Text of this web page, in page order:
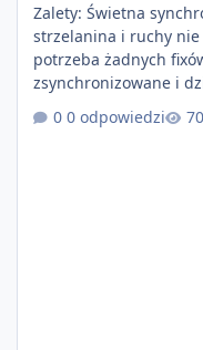
Zalety: Świetna
strzelanina i ruchy
potrzeba żadnych
zsynchronizowane i działa
+ solidny antycheat na
pisanie własnych
0 odpowiedzi